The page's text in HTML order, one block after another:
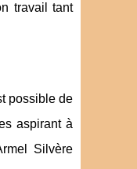
travail tant
possible de
aspirant à
Silvère